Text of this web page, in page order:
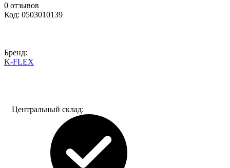
0 отзывов
Код: 0503010139
Бренд:
K-FLEX
Центральный склад: